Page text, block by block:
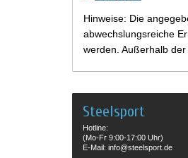
Hinweise: Die
abwechslungsreiche
werden. Außerhalb
Steelsport
Hotline:
(Mo-Fr 9:00-17:00 Uhr)
E-Mail: info@steelsport.de